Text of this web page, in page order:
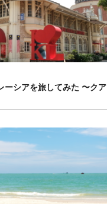
ーシアを旅してみた 〜クア